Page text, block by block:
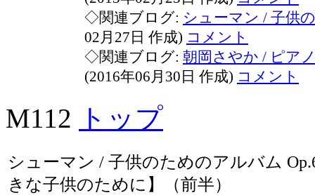
◇関連ブログ: シューマン / 子供
02月27日 作成) コメント
◇関連ブログ: 朝岡さやか / ピア
(2016年06月30日 作成) コメント
M112 トップ
シューマン / 子供のためのアルバム
きな子供のために】（前半）